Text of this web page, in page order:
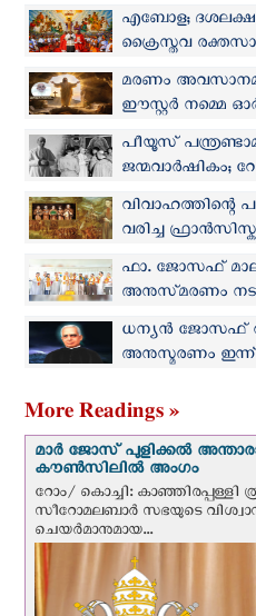
എബോള;
ക്രൈസ്തവ
മരണം
ഈസ്റ്റര്‍ നമ്മെ
ബിഷപ്പ് മാര്‍
പീയൂസ്
ജന്മവാർഷികം;
വിവാഹത്തിന്റെ
വരിച്ച
നിരയിലേക്ക്
ഫാ. ജോസഫ്
അനുസ്‌മരണം
ധന്യൻ ജോസഫ്
അനുസ്മരണം ഇന്ന്
More Readings »
മാർ ജോസ് പുളിക്കൽ
കൗൺസിലിൽ അംഗം
റോം/ കൊച്ചി: കാഞ്ഞിരപ്പള്ളി
സീറോമലബാർ സഭയുടെ
ചെയർമാനുമായ...